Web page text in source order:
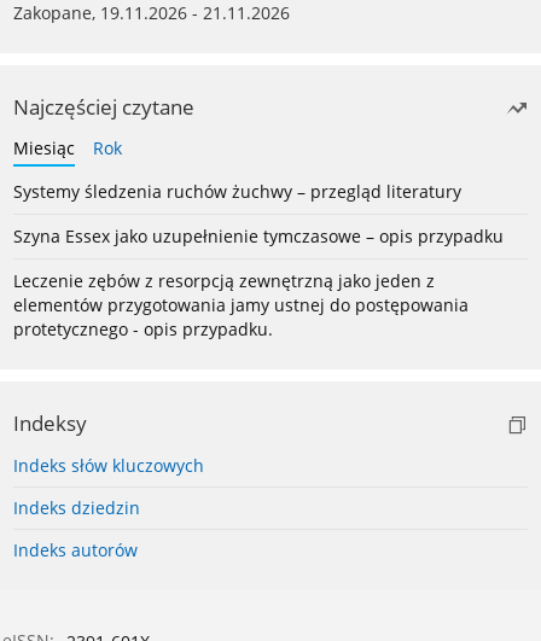
Zakopane, 19.11.2026 - 21.11.2026
Najczęściej czytane
Miesiąc
Rok
Systemy śledzenia ruchów żuchwy – przegląd literatury
Szyna Essex jako uzupełnienie tymczasowe – opis przypadku
Leczenie zębów z resorpcją zewnętrzną jako jeden z
elementów przygotowania jamy ustnej do postępowania
protetycznego - opis przypadku.
Indeksy
Indeks słów kluczowych
Indeks dziedzin
Indeks autorów